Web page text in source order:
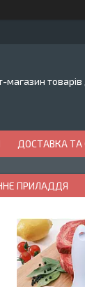
магазин товарів
ДОСТАВКА ТА
ПРИЛАДДЯ